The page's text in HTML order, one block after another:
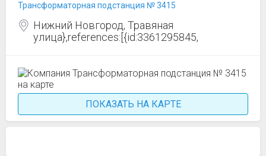
Трансформаторная подстанция № 3415
Нижний Новгород, Травяная
улица},references:[{id:3361295845,
ПОКАЗАТЬ НА КАРТЕ